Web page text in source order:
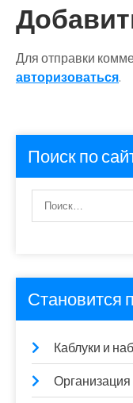
Для отправки
авторизоваться.
Поиск по
Становится
Каблуки и
Организация